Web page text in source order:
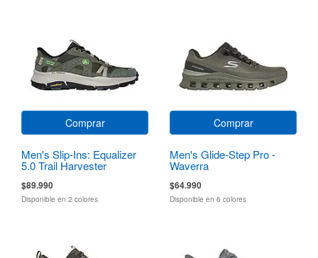
Comprar
Men's Slip-Ins: Equalizer
5.0 Trail Harvester
$89.990
Disponible en 2 colores
Comprar
Men's Glide-Step Pro -
Waverra
$64.990
Disponible en 6 colores